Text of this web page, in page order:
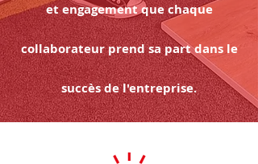
et engagement que chaque
collaborateur prend sa part dans le
succès de l'entreprise.